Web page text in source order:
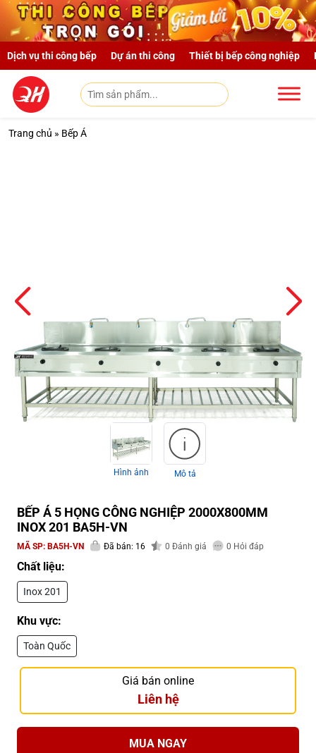
Skip to main content
Dịch vụ thi công bếp Dự án thi công Thiết bị bếp công nghiệp
Trang chủ » Bếp Á
Hình ảnh Mô tả
BẾP Á 5 HỌNG CÔNG NGHIỆP 2000X800MM
INOX 201 BA5H-VN
MÃ SP: BA5H-VN Đã bán: 16 0 Đánh giá 0 Hỏi đáp
Chất liệu:
Inox 201
Khu vực:
Toàn Quốc
Giá bán online
Liên hệ
MUA NGAY